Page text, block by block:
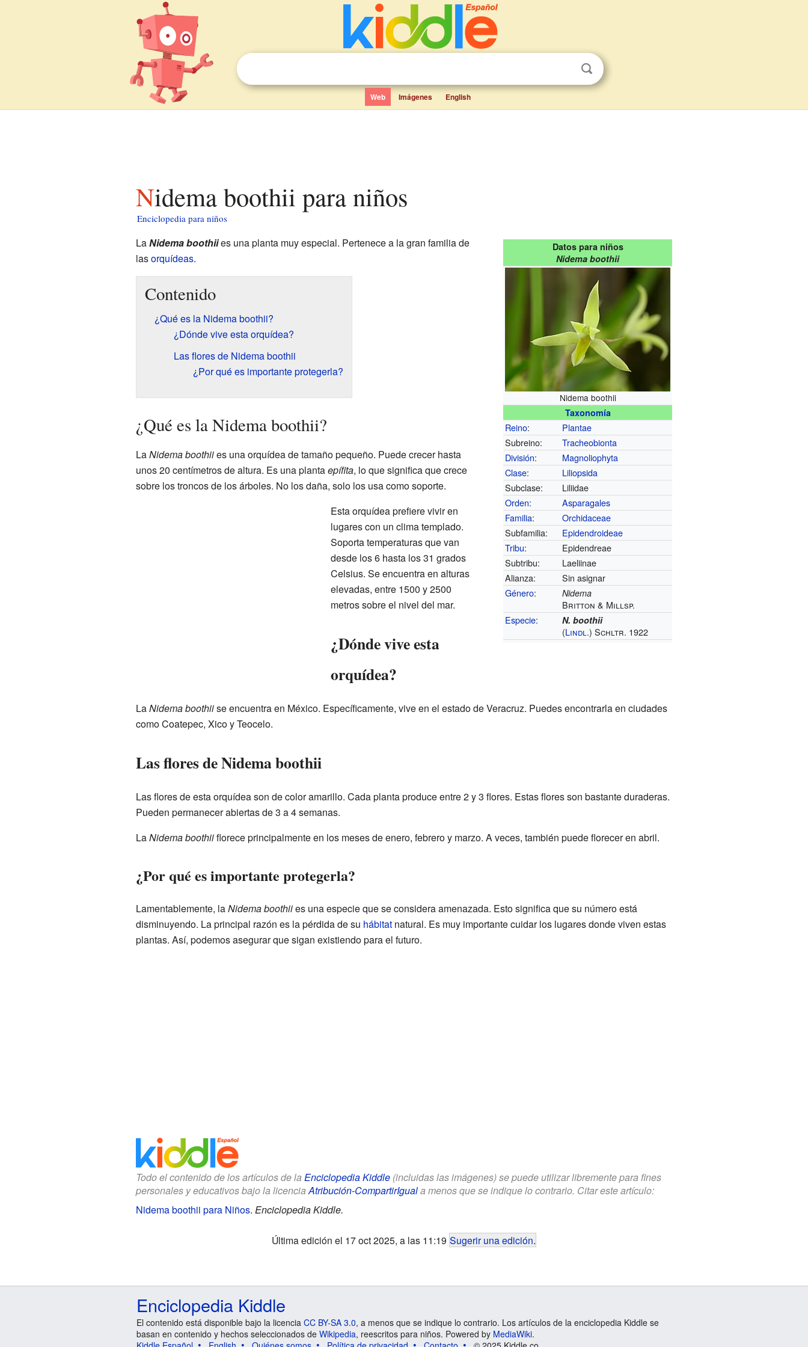
Web Imágenes English
Nidema boothii para niños
Enciclopedia para niños
Datos para niños
Nidema boothii
Nidema boothii
Taxonomía
Reino:
Plantae
Subreino:
Tracheobionta
División:
Magnoliophyta
Clase:
Liliopsida
Subclase:
Liliidae
Orden:
Asparagales
Familia:
Orchidaceae
Subfamilia:
Epidendroideae
Tribu:
Epidendreae
Subtribu:
Laeliinae
Alianza:
Sin asignar
Género: Nidema
Britton & Millsp.
Especie: N. boothii
(Lindl.) Schltr. 1922
LaNidema boothiies una planta muy especial. Pertenece a la gran familia de
lasorquídeas.
Contenido
¿Qué es la Nidema boothii?
¿Dónde vive esta orquídea?
Las flores de Nidema boothii
¿Por qué es importante protegerla?
¿Qué es la Nidema boothii?
LaNidema boothiies una orquídea de tamaño pequeño. Puede crecer hasta
unos 20 centímetros de altura. Es una plantaepífita, lo que significa que crece
sobre los troncos de los árboles. No los daña, solo los usa como soporte.
Esta orquídea prefiere vivir en
lugares con un clima templado.
Soporta temperaturas que van
desde los 6 hasta los 31 grados
Celsius. Se encuentra en alturas
elevadas, entre 1500 y 2500
metros sobre el nivel del mar.
¿Dónde vive esta
orquídea?
LaNidema boothiise encuentra en México. Específicamente, vive en el estado de Veracruz. Puedes encontrarla en ciudades
como Coatepec, Xico y Teocelo.
Las flores de Nidema boothii
Las flores de esta orquídea son de color amarillo. Cada planta produce entre 2 y 3 flores. Estas flores son bastante duraderas.
Pueden permanecer abiertas de 3 a 4 semanas.
LaNidema boothiiflorece principalmente en los meses de enero, febrero y marzo. A veces, también puede florecer en abril.
¿Por qué es importante protegerla?
Lamentablemente, laNidema boothiies una especie que se considera amenazada. Esto significa que su número está
disminuyendo. La principal razón es la pérdida de su hábitatnatural. Es muy importante cuidar los lugares donde viven estas
plantas. Así, podemos asegurar que sigan existiendo para el futuro.
Todo el contenido de los artículos de la Enciclopedia Kiddle(incluidas las imágenes) se puede utilizar libremente para fines
personales y educativos bajo la licenciaAtribución-CompartirIguala menos que se indique lo contrario. Citar este artículo:
Nidema boothii para Niños. Enciclopedia Kiddle.
Última edición el 17 oct 2025, a las 11:19 Sugerir una edición.
Enciclopedia Kiddle
El contenido está disponible bajo la licencia CC BY-SA 3.0, a menos que se indique lo contrario. Los artículos de la enciclopedia Kiddle se
basan en contenido y hechos seleccionados de Wikipedia, reescritos para niños. Powered by MediaWiki.